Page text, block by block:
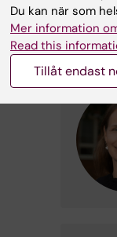
Du kan när som
Mer information
Read this
Tillåt endast